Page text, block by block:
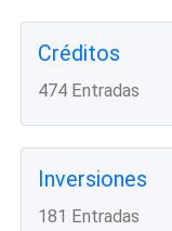
Créditos
474 Entradas
Inversiones
181 Entradas